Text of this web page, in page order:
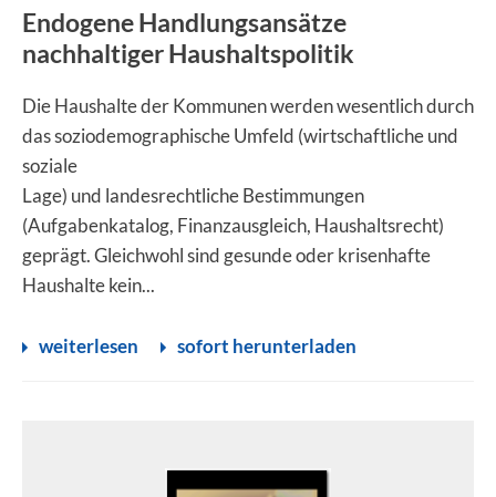
Endogene Handlungsansätze
nachhaltiger Haushaltspolitik
Die Haushalte der Kommunen werden wesentlich durch
das soziodemographische Umfeld (wirtschaftliche und
soziale
Lage) und landesrechtliche Bestimmungen
(Aufgabenkatalog, Finanzausgleich, Haushaltsrecht)
geprägt. Gleichwohl sind gesunde oder krisenhafte
Haushalte kein...
weiterlesen sofort herunterladen